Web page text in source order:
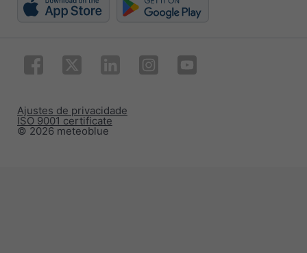
© 2026 meteoblue
ISO 9001 certificate
Ajustes de privacidade